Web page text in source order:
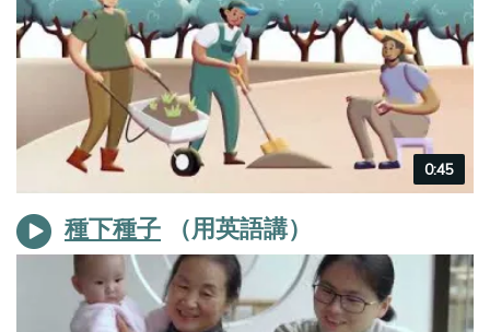
Video
duration
0:45
種下種子